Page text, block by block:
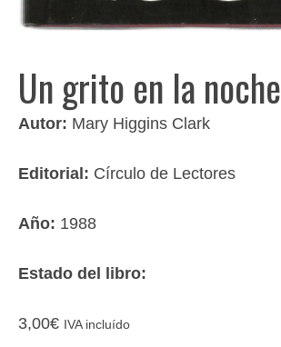
Un grito en la noche
Autor: Mary Higgins Clark
Editorial: Círculo de Lectores
Año: 1988
Estado del libro:
3,00€ IVA incluído